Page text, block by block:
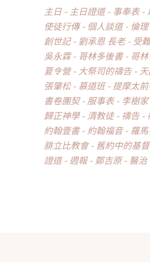
主日 主日證道 事奉表
使徒行傳
個人談道 倫理
創世記
劉承恩 長老 受
吳永霖
哥林多後書 哥
夏令營
大祭司的禱告
張肇松
慕道班 提摩太
書卷團契
服事表 李樹家
歸正神學
清教徒 禱告
約翰壹書
約翰福音 羅
腓立比教會
舊約中的基督
證道
週報 鄭吉原 醫治